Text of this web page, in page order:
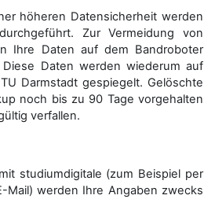
höheren Datensicherheit werden
Zur Vermeidung von
Ihre Daten auf dem Bandroboter
Daten werden wiederum auf
Darmstadt gespiegelt. Gelöschte
noch bis zu 90 Tage vorgehalten
verfallen.
studiumdigitale (zum Beispiel per
Mail) werden Ihre Angaben zwecks